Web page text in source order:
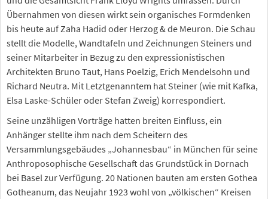
Übernahmen von diesen wirkt sein organisches Formdenken
bis heute auf Zaha Hadid oder Herzog & de Meuron. Die Schau
stellt die Modelle, Wandtafeln und Zeichnungen Steiners und
seiner Mitarbeiter in Bezug zu den expressionistischen
Architekten Bruno Taut, Hans Poelzig, Erich Mendelsohn und
Richard Neutra. Mit Letztgenanntem hat Steiner (wie mit Kafka,
Elsa Laske-Schüler oder Stefan Zweig) korrespondiert.
Seine unzähligen Vorträge hatten breiten Einfluss, ein
Anhänger stellte ihm nach dem Scheitern des
Versammlungsgebäudes „Johannesbau“ in München für seine
Anthroposophische Gesellschaft das Grundstück in Dornach
bei Basel zur Verfügung. 20 Nationen bauten am ersten Gothea
Gotheanum, das Neujahr 1923 wohl von „völkischen“ Kreisen